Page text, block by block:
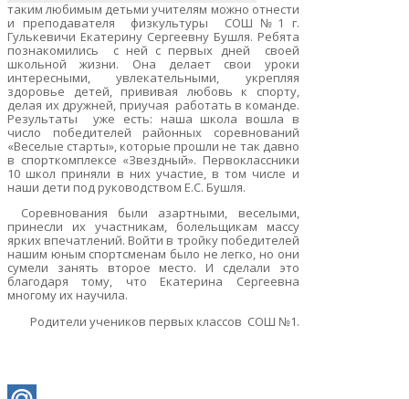
таким любимым детьми учителям можно отнести
и преподавателя физкультуры СОШ №1 г.
Гулькевичи Екатерину Сергеевну Бушля. Ребята
познакомились с ней с первых дней своей
школьной жизни. Она делает свои уроки
интересными, увлекательными, укрепляя
здоровье детей, прививая любовь к спорту,
делая их дружней, приучая работать в команде.
Результаты уже есть: наша школа вошла в
число победителей районных соревнований
«Веселые старты», которые прошли не так давно
в спорткомплексе «Звездный». Первоклассники
10 школ приняли в них участие, в том числе и
наши дети под руководством Е.С. Бушля.
Соревнования были азартными, веселыми,
принесли их участникам, болельщикам массу
ярких впечатлений. Войти в тройку победителей
нашим юным спортсменам было не легко, но они
сумели занять второе место. И сделали это
благодаря тому, что Екатерина Сергеевна
многому их научила.
Родители учеников первых классов СОШ №1.